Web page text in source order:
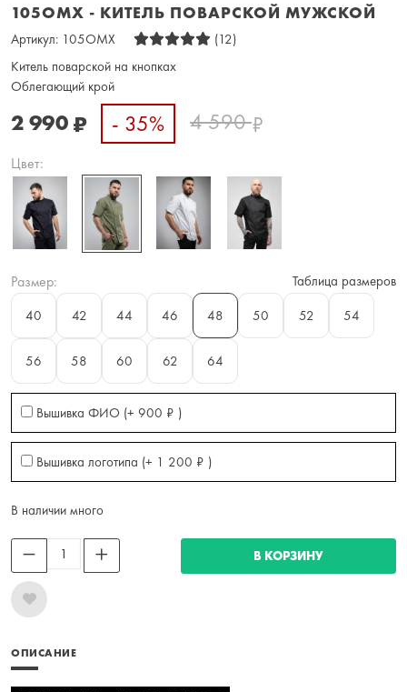
105OMX - КИТЕЛЬ ПОВАРСКОЙ МУЖСКОЙ
Артикул: 105OMX
(12)
Китель поварской на кнопках
Облегающий крой
2 990₽ - 35% 4 590₽
Цвет:
Размер:
Таблица размеров
40
42 44 46 48 50 52 54
56 58 60 62 64
Вышивка ФИО (+ 900 ₽ )
Вышивка логотипа (+ 1 200 ₽ )
В наличии много
В КОРЗИНУ
ОПИСАНИЕ